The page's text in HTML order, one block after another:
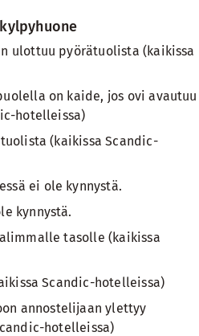
ulottuu pyörätuolista (kaikissa
on kaide, jos ovi avautuu
hotelleissa)
(kaikissa Scandic-
ei ole kynnystä.
kynnystä.
tasolle (kaikissa
Scandic-hotelleissa)
annostelijaan ylettyy
hotelleissa)